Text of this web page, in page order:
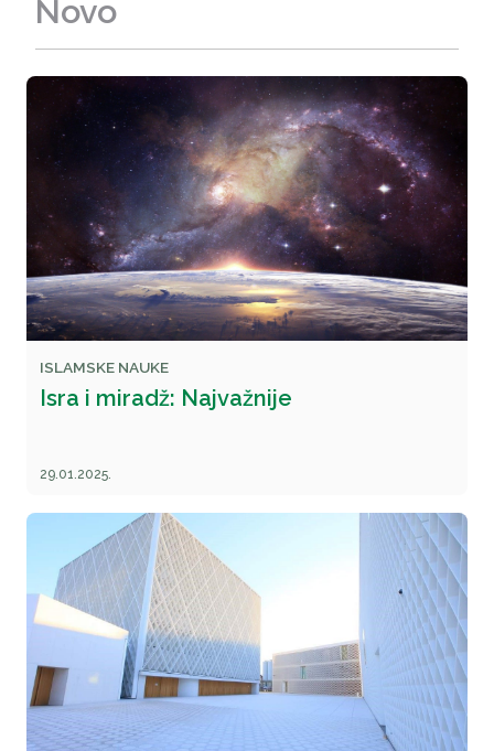
Novo
ISLAMSKE NAUKE
Isra i miradž: Najvažnije
29.01.2025.